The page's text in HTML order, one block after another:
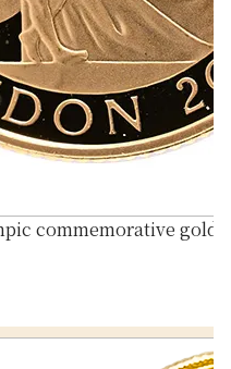
commemorative gold